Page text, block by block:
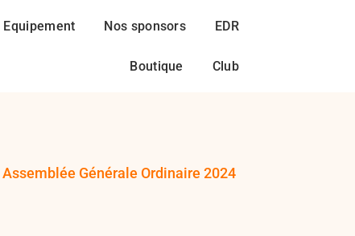
Equipement Nos sponsors EDR
Boutique Club
Assemblée Générale Ordinaire 2024